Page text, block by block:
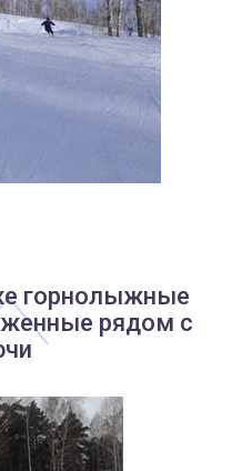
горнолыжные
рядом с